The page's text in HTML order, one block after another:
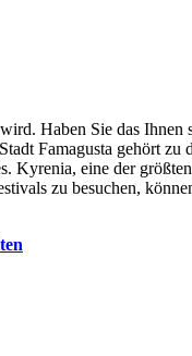
Haben Sie das
Famagusta gehört zu
eine der
zu besuchen,